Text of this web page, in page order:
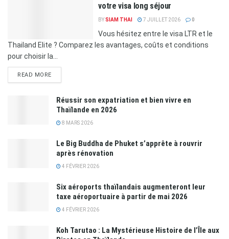
votre visa long séjour
BYSIAM THAI 7 JUILLET 2026 0
Vous hésitez entre le visa LTR et le
Thailand Elite ? Comparez les avantages, coûts et conditions
pour choisir la...
READ MORE
Réussir son expatriation et bien vivre en
Thaïlande en 2026
8 MARS 2026
Le Big Buddha de Phuket s’apprête à rouvrir
après rénovation
4 FÉVRIER 2026
Six aéroports thaïlandais augmenteront leur
taxe aéroportuaire à partir de mai 2026
4 FÉVRIER 2026
Koh Tarutao : La Mystérieuse Histoire de l’Île aux